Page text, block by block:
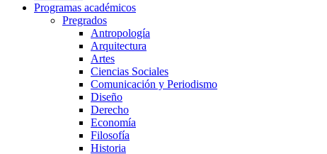
Programas académicos
Pregrados
Antropología
Arquitectura
Artes
Ciencias Sociales
Comunicación y Periodismo
Diseño
Derecho
Economía
Filosofía
Historia